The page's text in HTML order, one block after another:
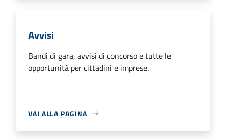
Avvisi
Bandi di gara, avvisi di concorso e tutte le
opportunità per cittadini e imprese.
VAI ALLA PAGINA